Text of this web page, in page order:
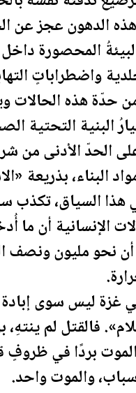
الدهون عجز عن
المحصورة داخل
واضطراباتٍ
حدّة هذه الحالات
البنية التحتية
الحدّ الأدنى من
البناء، بذريعة
الإنسانية أن
نحو مليون ونصف
غزة ليس سوى
فالقتل لم
بردًا في
والموت واحد.